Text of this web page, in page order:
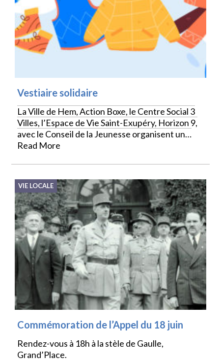
Vestiaire solidaire
La Ville de Hem, Action Boxe, le Centre Social 3
Villes, l’Espace de Vie Saint-Exupéry, Horizon 9,
avec le Conseil de la Jeunesse organisent un…
Read More
VIE LOCALE
Commémoration de l’Appel du 18 juin
Rendez-vous à 18h à la stèle de Gaulle,
Grand’Place.